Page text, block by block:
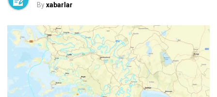
Byxabarlar